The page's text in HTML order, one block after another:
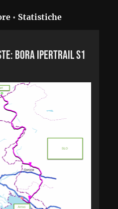
• Statistiche
Bora Ipertrail S1